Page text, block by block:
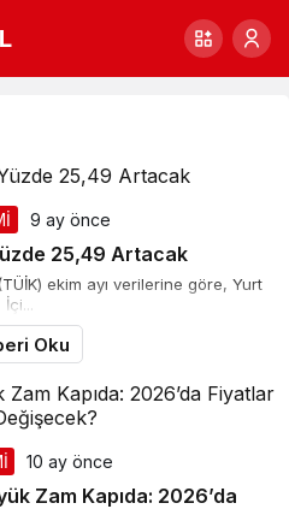
9 ay önce
25,49 Artacak
ekim ayı verilerine göre, Yurt
İçi...
Oku
10 ay önce
Zam Kapıda: 2026’da